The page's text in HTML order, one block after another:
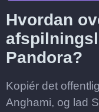
Hvordan
Pandora?
Kopiér det
Anghami, og lad